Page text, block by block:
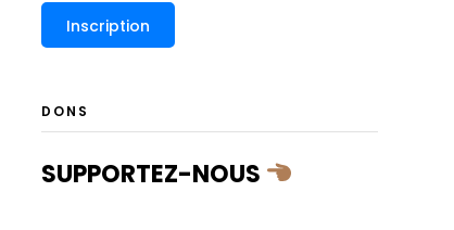
DONS
SUPPORTEZ-NOUS